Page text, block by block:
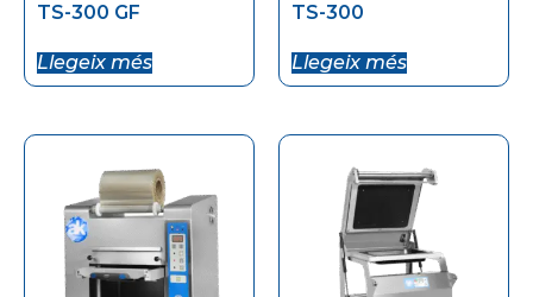
TS-300 GF
Llegeix més
TS-300
Llegeix més